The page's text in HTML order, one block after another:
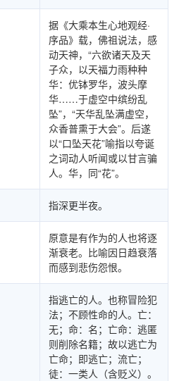
据《大乘本生心地观经·
序品》载，佛祖说法，感
动天神，“六欲诸天及天
子众，以天福力雨种种
华：优钵罗华，波头摩
华……于虚空中缤纷乱
坠”，“天华乱坠满虚空，
众香普熏于大会”。后遂
以“口坠天花”喻指以夸诞
之词动人听闻或以甘言骗
人。华，同“花”。
指深更半夜。
原意是有作为的人也将逐
渐衰老。比喻因日趋衰落
而感到悲伤怨恨。
指逃亡的人。也称冒险犯
法；不顾性命的人。亡：
无；命：名；亡命：逃匿
则削除名籍；故以逃亡为
亡命；即逃亡；流亡；
徒：一类人（含贬义）。